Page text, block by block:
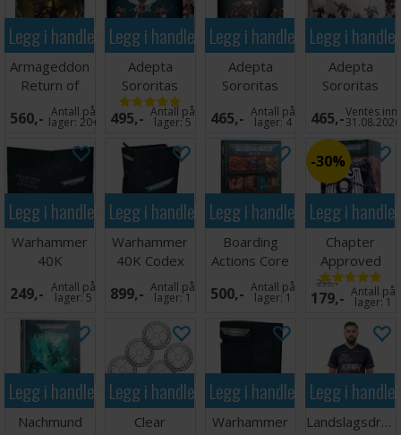
Legg i handlekurven
Armageddon
Return of
Yarrick
(Slipcase)
560,- Antall på
lager: 20+
Legg i handlekurven
Adepta
Sororitas
Celestine
Living Saint
495,- Antall på
lager:5
Legg i handlekurven
Adepta
Sororitas
Rhino
465,- Antall på
lager:4
Legg i
Adepta
Sororitas
Seraphim
Squad
465,-Ventes inn
31.08.2026
Legg i handlekurven
Warhammer
40K
Datasheet
Folio
249,- Antall på
lager:5
Legg i handlekurven
Warhammer
40K Codex
Book Folio
899,- Antall på
lager:1
Legg i handlekurven
Boarding
Actions Core
Rules
500,- Antall på
lager:1
Legg i
30%
Chapter
Approved
2025-26
Mission Deck
255,-
179,- Antall på
lager:1
Legg i handlekurven
Nachmund
Legg i handlekurven
Clear
Legg i handlekurven
Warhammer
Legg i
Landslagsdrakt